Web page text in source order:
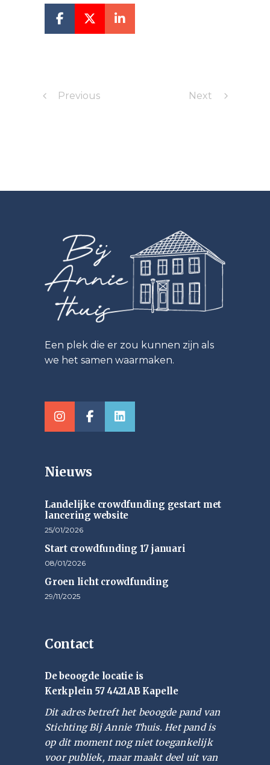
Previous Next
Een plek die er zou kunnen zijn als
we het samen waarmaken.
Nieuws
Landelijke crowdfunding gestart met
lancering website
25/01/2026
Start crowdfunding 17 januari
08/01/2026
Groen licht crowdfunding
29/11/2025
Contact
De beoogde locatie is
Kerkplein 57 4421AB Kapelle
Dit adres betreft het beoogde pand van
Stichting Bij Annie Thuis. Het pand is
op dit moment nog niet toegankelijk
voor publiek, maar maakt deel uit van